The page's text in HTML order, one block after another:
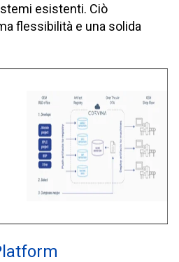
esistenti. Ciò
flessibilità e una solida